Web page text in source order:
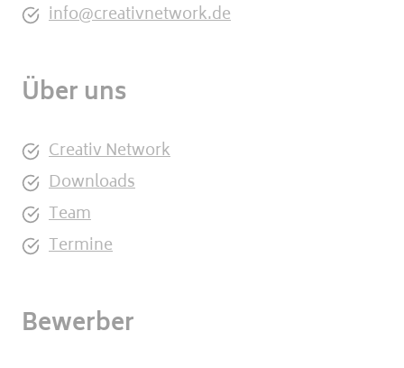
info@creativnetwork.de
Über uns
Creativ Network
Downloads
Team
Termine
Bewerber